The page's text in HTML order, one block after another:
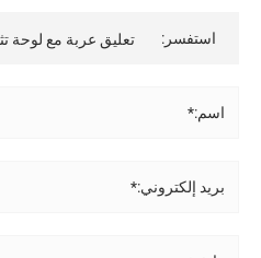
استفسر:
اسم:*
بريد إلكتروني:*